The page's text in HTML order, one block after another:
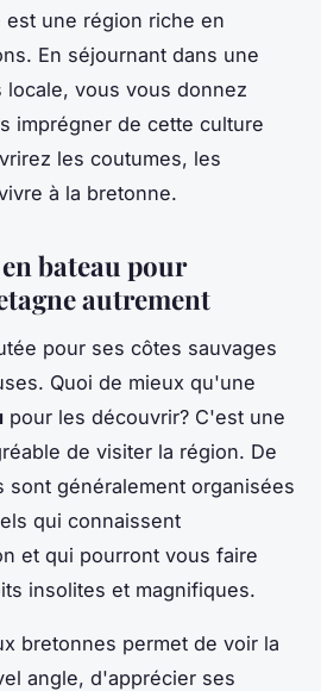
est une région riche en
En séjournant dans une
locale, vous vous donnez
imprégner de cette culture
les coutumes, les
à la bretonne.
bateau pour
autrement
pour ses côtes sauvages
Quoi de mieux qu'une
pour les découvrir? C'est une
de visiter la région. De
sont généralement organisées
qui connaissent
et qui pourront vous faire
insolites et magnifiques.
bretonnes permet de voir la
angle, d'apprécier ses